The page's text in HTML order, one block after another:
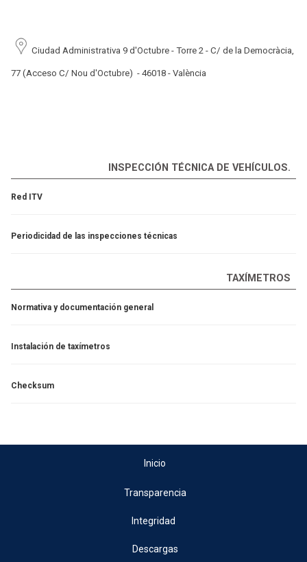
Ciudad Administrativa 9 d'Octubre - Torre 2 - C/ de la Democràcia,
77 (Acceso C/ Nou d'Octubre) - 46018 - València
INSPECCIÓN TÉCNICA DE VEHÍCULOS.
Red ITV
Periodicidad de las inspecciones técnicas
TAXÍMETROS
Normativa y documentación general
Instalación de taxímetros
Checksum
Inicio
Transparencia
Integridad
Descargas